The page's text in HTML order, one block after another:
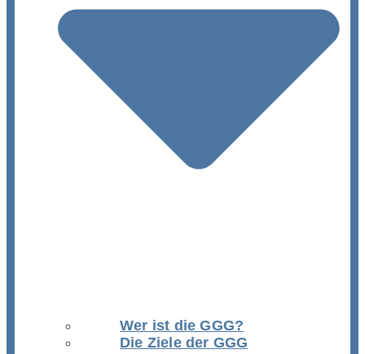
Wer ist die GGG?
Die Ziele der GGG